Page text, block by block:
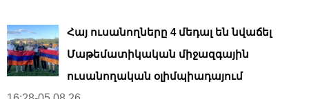
Հայ ուսանողները 4 մեդալ են նվաճել
Մաթեմատիկական միջազգային
ուսանողական օլիմպիադայում